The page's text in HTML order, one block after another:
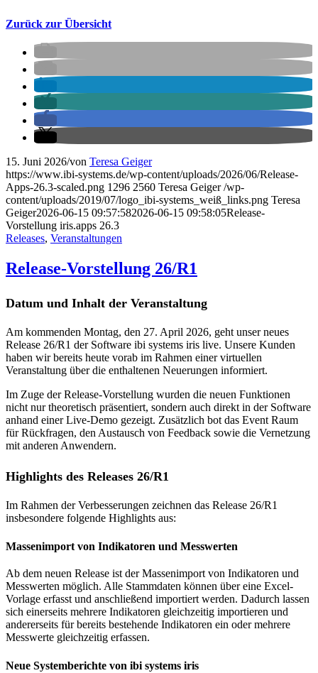
Zurück zur Übersicht
15. Juni 2026/von Teresa Geiger
https://www.ibi-systems.de/wp-content/uploads/2026/06/Release-
Apps-26.3-scaled.png 1296 2560 Teresa Geiger /wp-
content/uploads/2019/07/logo_ibi-systems_weiß_links.png Teresa
Geiger2026-06-15 09:57:582026-06-15 09:58:05Release-
Vorstellung iris.apps 26.3
Releases, Veranstaltungen
Release-Vorstellung 26/R1
Datum und Inhalt der Veranstaltung
Am kommenden Montag, den 27. April 2026, geht unser neues
Release 26/R1 der Software ibi systems iris live. Unsere Kunden
haben wir bereits heute vorab im Rahmen einer virtuellen
Veranstaltung über die enthaltenen Neuerungen informiert.
Im Zuge der Release-Vorstellung wurden die neuen Funktionen
nicht nur theoretisch präsentiert, sondern auch direkt in der Software
anhand einer Live-Demo gezeigt. Zusätzlich bot das Event Raum
für Rückfragen, den Austausch von Feedback sowie die Vernetzung
mit anderen Anwendern.
Highlights des Releases 26/R1
Im Rahmen der Verbesserungen zeichnen das Release 26/R1
insbesondere folgende Highlights aus:
Massenimport von Indikatoren und Messwerten
Ab dem neuen Release ist der Massenimport von Indikatoren und
Messwerten möglich. Alle Stammdaten können über eine Excel-
Vorlage erfasst und anschließend importiert werden. Dadurch lassen
sich einerseits mehrere Indikatoren gleichzeitig importieren und
andererseits für bereits bestehende Indikatoren ein oder mehrere
Messwerte gleichzeitig erfassen.
Neue Systemberichte von ibi systems iris